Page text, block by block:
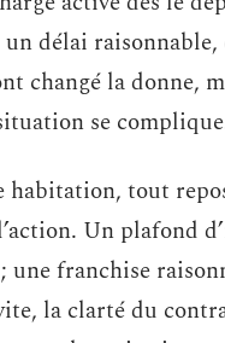
un délai
changé la donne,
se
habitation, tout
Un plafond
franchise
la clarté du